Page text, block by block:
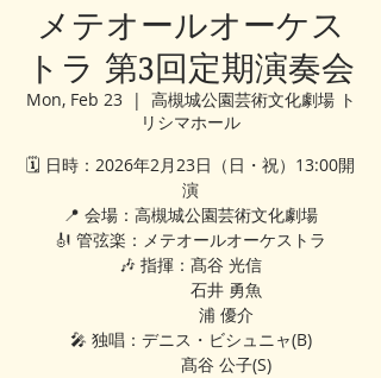
メテオールオーケス
トラ 第3回定期演奏会
Mon, Feb 23
  |
高槻城公園芸術文化劇場 ト
リシマホール
🗓 日時：2026年2月23日（日・祝）13:00開
演
📍 会場：高槻城公園芸術文化劇場
🎻 管弦楽：メテオールオーケストラ
🎶 指揮：髙谷 光信
石井 勇魚
浦 優介
🎤 独唱：デニス・ビシュニャ(B)
髙谷 公子(S)